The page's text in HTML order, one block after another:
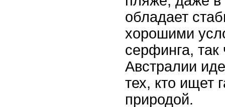
обладает
хорошими
серфинга, так
Австралии
тех, кто ищет
природой.